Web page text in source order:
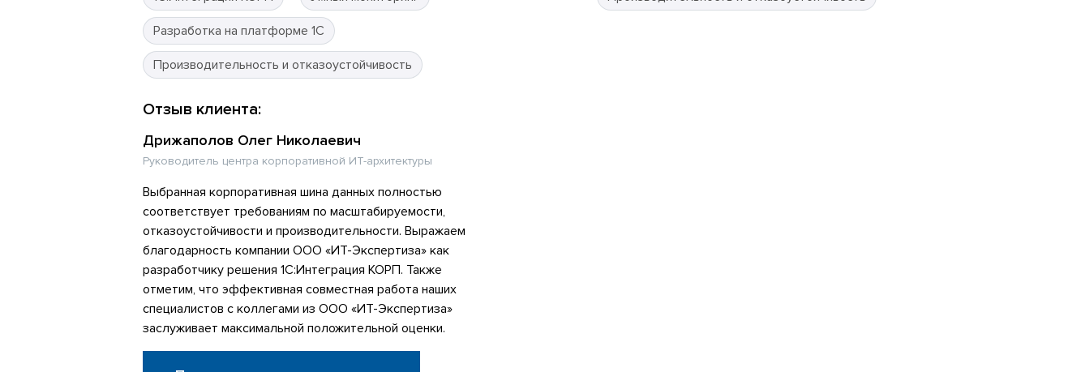
Разработка на платформе 1С
Производительность и отказоустойчивость
Отзыв клиента:
Дрижаполов Олег Николаевич
Руководитель центра корпоративной ИТ-архитектуры
Выбранная корпоративная шина данных полностью
соответствует требованиям по масштабируемости,
отказоустойчивости и производительности. Выражаем
благодарность компании ООО «ИТ-Экспертиза» как
разработчику решения 1С:Интеграция КОРП. Также
отметим, что эффективная совместная работа наших
специалистов с коллегами из ООО «ИТ-Экспертиза»
заслуживает максимальной положительной оценки.